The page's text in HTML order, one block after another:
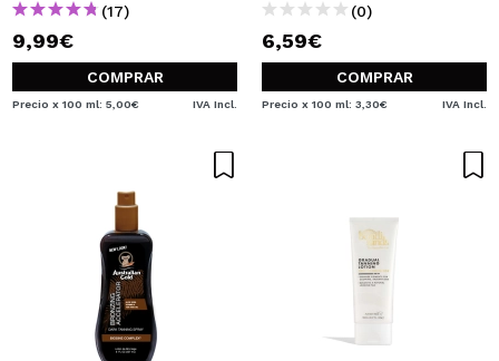
(17)
9,99€
COMPRAR
Precio x 100 ml: 5,00€ IVA Incl.
(0)
6,59€
COMPRAR
Precio x 100 ml: 3,30€ IVA Incl.